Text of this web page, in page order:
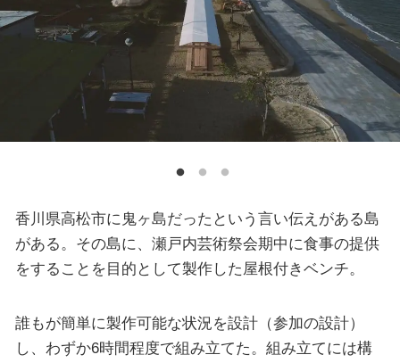
香川県高松市に鬼ヶ島だったという言い伝えがある島
がある。その島に、瀬戸内芸術祭会期中に食事の提供
をすることを目的として製作した屋根付きベンチ。
誰もが簡単に製作可能な状況を設計（参加の設計）
し、わずか6時間程度で組み立てた。組み立てには構